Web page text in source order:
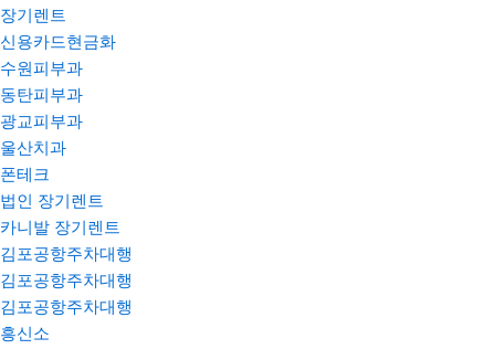
장기렌트
신용카드현금화
수원피부과
동탄피부과
광교피부과
울산치과
폰테크
법인 장기렌트
카니발 장기렌트
김포공항주차대행
김포공항주차대행
김포공항주차대행
흥신소